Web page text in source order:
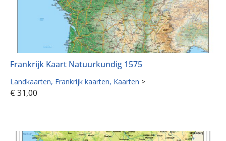
Frankrijk Kaart Natuurkundig 1575
Landkaarten Frankrijk kaarten Kaarten >
€ 31,00